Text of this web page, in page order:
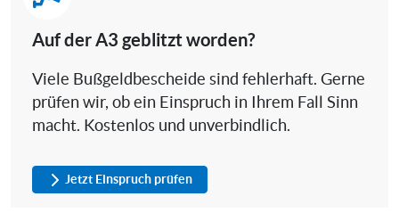
Auf der A3 geblitzt worden?
Viele Bußgeldbescheide sind fehlerhaft. Gerne
prüfen wir, ob ein Einspruch in Ihrem Fall Sinn
macht. Kostenlos und unverbindlich.
Jetzt Einspruch prüfen